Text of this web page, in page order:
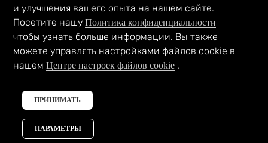
и улучшения вашего опыта на нашем сайте.
Посетите нашуПолитика конфиденциальности
чтобы узнать больше информации. Вы также
можете управлять настройками файлов cookie в
нашемЦентре настроек файлов cookie .
ПРИНИМАТЬ
ПАРАМЕТРЫ
Дополнительная информация
Поговорите с экспертом
Получить предложение